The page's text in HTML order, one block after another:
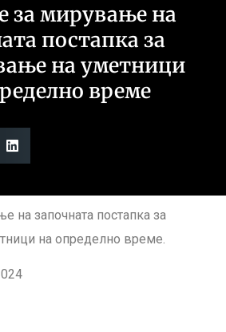
за мирување на
постапка за
на уметници
време
на започната постапка за
на определно време.